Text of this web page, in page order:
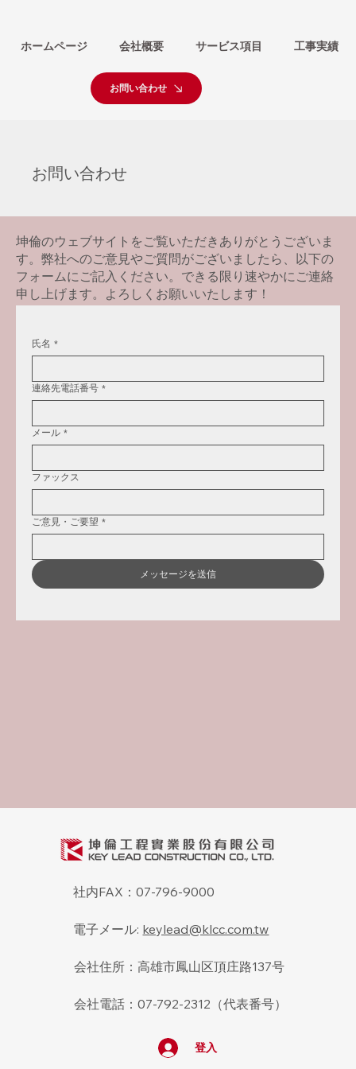
ホームページ 会社概要 サービス項目 工事実績
お問い合わせ
坤倫のウェブサイトをご覧いただきありがとうございま
す。弊社へのご意見やご質問がございましたら、以下の
フォームにご記入ください。できる限り速やかにご連絡
申し上げます。よろしくお願いいたします！
氏名 *
連絡先電話番号 *
メール *
ファックス
ご意見・ご要望 *
メッセージを送信
お問い合わせ
社内FAX：07-796-9000
電子メール: keylead@klcc.com.tw
会社住所：高雄市鳳山区頂庄路137号
会社電話：07-792-2312（代表番号）
登入